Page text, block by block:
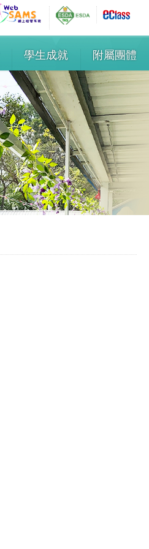
學生成就 附屬團體